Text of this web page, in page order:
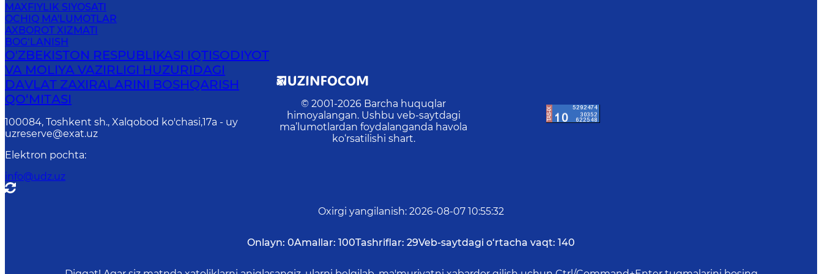
MAXFIYLIK SIYOSATI
OCHIQ MA'LUMOTLAR
AXBOROT XIZMATI
BOG‘LANISH
O'ZBEKISTON RESPUBLIKASI IQTISODIYOT
VA MOLIYA VAZIRLIGI HUZURIDАGI
DАVLАT ZАXIRАLАRINI BOSHQАRISH
QO‘MITАSI
100084, Toshkent sh., Xalqobod ko'chasi,17а - uy
uzreserve@exat.uz
Elektron pochta:
info@udz.uz
© 2001-2026 Barcha huquqlar
himoyalangan. Ushbu veb-saytdagi
ma’lumotlardan foydalanganda havola
ko‘rsatilishi shart.
Oxirgi yangilanish: 2026-08-07 10:55:32
Onlayn: 0Amallar: 100Tashriflar: 29Veb-saytdagi o‘rtacha vaqt: 140